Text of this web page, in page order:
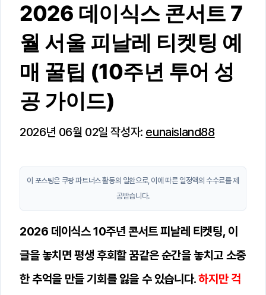
2026 데이식스 콘서트 7
월 서울 피날레 티켓팅 예
매 꿀팁 (10주년 투어 성
공 가이드)
2026년 06월 02일 작성자: eunaisland88
이 포스팅은 쿠팡 파트너스 활동의 일환으로, 이에 따른 일정액의 수수료를 제
공받습니다.
2026 데이식스 10주년 콘서트 피날레 티켓팅, 이
글을 놓치면 평생 후회할 꿈같은 순간을 놓치고 소중
한 추억을 만들 기회를 잃을 수 있습니다.하지만 걱